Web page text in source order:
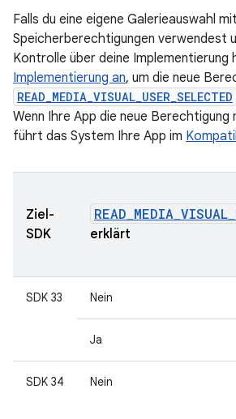
Falls du eine eigene Galerieauswahl mit
Speicherberechtigungen verwendest
Kontrolle über deine Implementierung
Implementierung an, um die neue
READ_MEDIA_VISUAL_USER_SELECTED
Wenn Ihre App die neue
führt das System Ihre App im
Ziel-
SDK
erklärt
SDK 33 Nein
Ja
SDK 34 Nein